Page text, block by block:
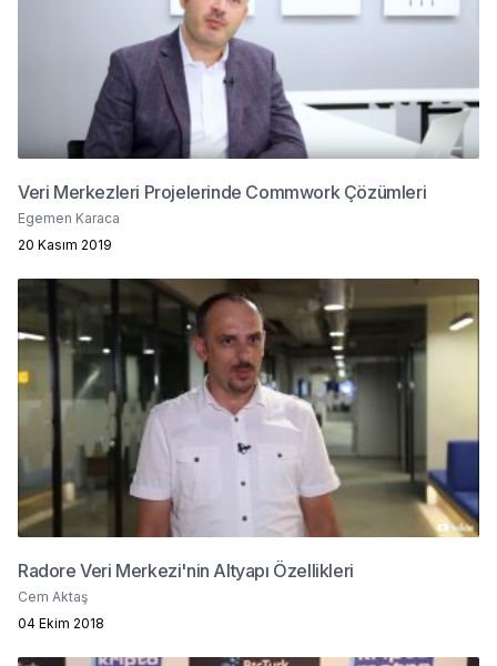
Veri Merkezleri Projelerinde Commwork Çözümleri
Egemen Karaca
20 Kasım 2019
Radore Veri Merkezi'nin Altyapı Özellikleri
Cem Aktaş
04 Ekim 2018